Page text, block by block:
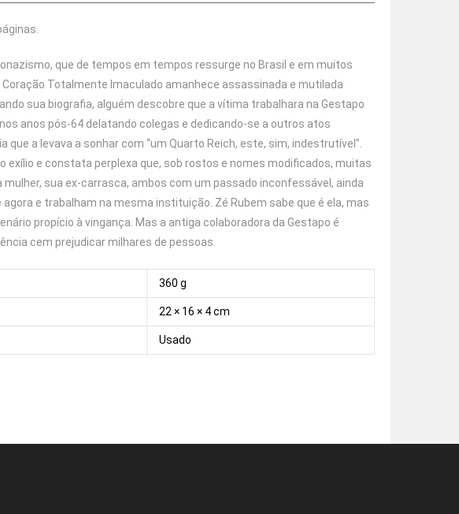
que de tempos em tempos ressurge no Brasil e em muitos
Totalmente Imaculado amanhece assassinada e mutilada
sua biografia, alguém descobre que a vítima trabalhara na Gestapo
anos pós-64 delatando colegas e dedicando-se a outros atos
a levava a sonhar com “um Quarto Reich, este, sim, indestrutível”.
exílio e constata perplexa que, sob rostos e nomes modificados, muitas
sua ex-carrasca, ambos com um passado inconfessável, ainda
e trabalham na mesma instituição. Zé Rubem sabe que é ela, mas
propício à vingança. Mas a antiga colaboradora da Gestapo é
cem prejudicar milhares de pessoas.
360 g
22 × 16 × 4 cm
Usado